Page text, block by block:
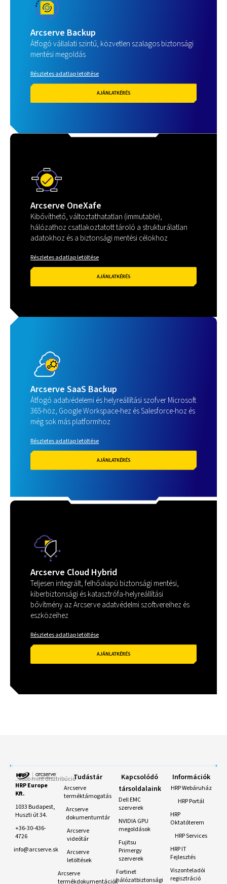
Arcserve Backup
Átfogó vállalati szintű, közvetlen szalagos biztonsági
mentési megoldás
Részletes adatlap letöltése
AJÁNLATKÉRÉS
Arcserve OneXafe
Kibővíthető, változtathatatlan (immutable),
hálózathoz csatlakoztatott tároló a strukturálatlan
adatokhoz és a biztonsági mentési célokhoz
Részletes adatlap letöltése
AJÁNLATKÉRÉS
Arcserve SaaS Backup
Átfogó adatvédelemi és helyreállítási szofver Microsoft
365-höz, Google Workspace-hez és Salesforce-hoz és
még sok más platformhoz
Részletes adatlap letöltése
AJÁNLATKÉRÉS
Arcserve Cloud Hybrid
Teljesen integrált, felhőalapú biztonsági mentési,
kiberbiztonsági és katasztrófa-helyreállítási
bővítmény az Arcserve adatvédelmi szoftvereihez és
eszközeihez
Részletes adatlap letöltése
AJÁNLATKÉRÉS
...többmintdisztribúció
HRP Europe
Kft.
1033 Budapest,
Huszti út 34.
+36-30-436-
4726
info@arcserve.sk
Tudástár
Arcserve
terméktámogatás
Arcserve
dokumentumtár
Arcserve
videótár
Arcserve
letöltések
Arcserve
termékdokumentációk
Kapcsolódó
társoldalaink
Dell EMC
szerverek
NVIDIA GPU
megoldások
Fujitsu
Primergy
szerverek
Fortinet
hálózatbiztonsági
Információk
HRP Webáruház
HRP Portál
HRP
Oktatóterem
HRP Services
HRP IT
Fejlesztés
Viszonteladói
regisztráció